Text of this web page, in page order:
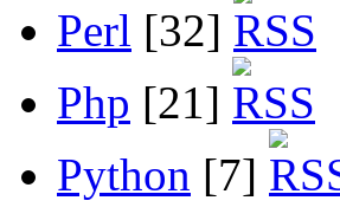
Perl [32]
Php [21]
Python [7]